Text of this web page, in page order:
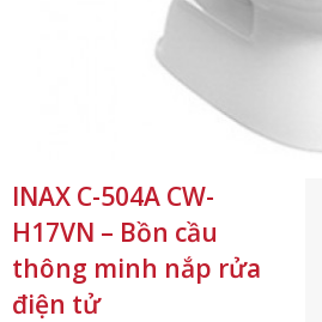
INAX C-504A CW-
H17VN – Bồn cầu
thông minh nắp rửa
điện tử